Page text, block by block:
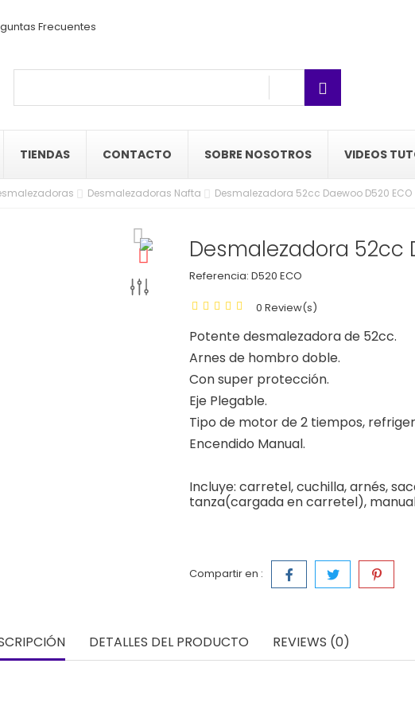
Frecuentes
TIENDAS CONTACTO SOBRE NOSOTROS VIDEOS
Desmalezadoras Nafta Desmalezadora 52cc Daewoo D520 ECO
Desmalezadora 52cc
Referencia: D520 ECO
0 Review(s)
Potente desmalezadora de 52cc.
Arnes de hombro doble.
Con super protección.
Eje Plegable.
Tipo de motor de 2 tiempos,
Encendido Manual.
Incluye: carretel, cuchilla, arnés,
tanza(cargada en carretel),
Compartir en :
DETALLES DEL PRODUCTO REVIEWS (0)